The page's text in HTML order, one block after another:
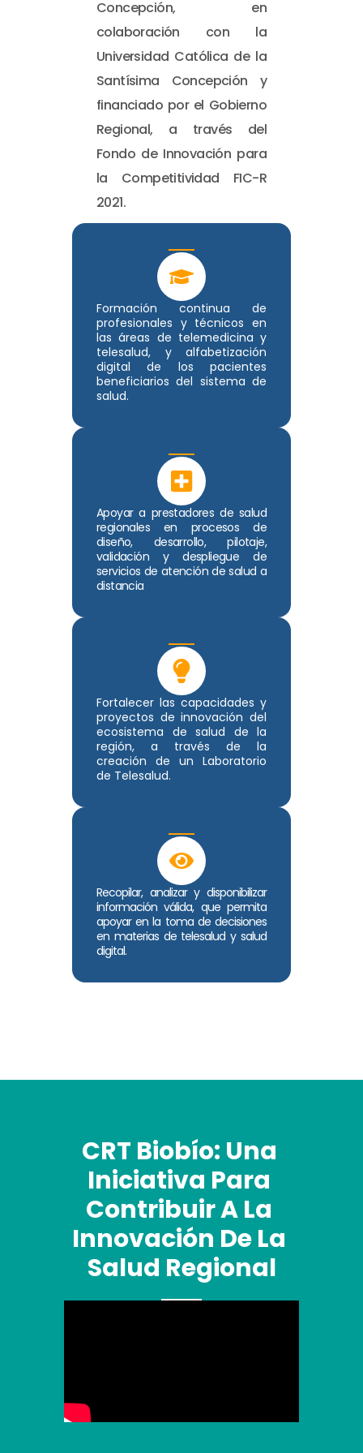
Formación continua de
profesionales y técnicos en
las áreas de telemedicina y
telesalud, y alfabetización
digital de los pacientes
beneficiarios del sistema de
salud.
Apoyar a prestadores de salud
regionales en procesos de
diseño, desarrollo, pilotaje,
validación y despliegue de
servicios de atención de salud a
distancia
Fortalecer las capacidades y
proyectos de innovación del
ecosistema de salud de la
región, a través de la
creación de un Laboratorio
de Telesalud.
Recopilar, analizar y disponibilizar
información válida, que permita
apoyar en la toma de decisiones
en materias de telesalud y salud
digital.
Concepción, en
colaboración con la
Universidad Católica de la
Santísima Concepción y
financiado por el Gobierno
Regional, a través del
Fondo de Innovación para
la Competitividad FIC-R
2021.
CRT Biobío: Una
Iniciativa Para
Contribuir A La
Innovación De La
Salud Regional